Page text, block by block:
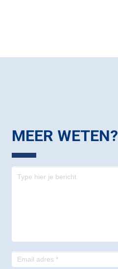
MEER WETEN?
Contact